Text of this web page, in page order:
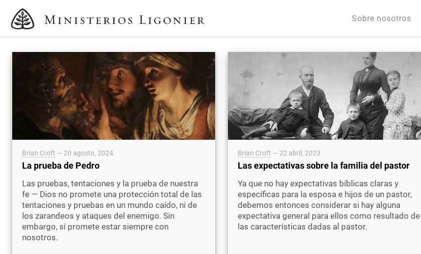
Sobre nosotros
Brian Croft — 20 agosto, 2024
La prueba de Pedro
Las pruebas, tentaciones y la prueba de nuestra
fe — Dios no promete una protección total de las
tentaciones y pruebas en un mundo caído, ni de
los zarandeos y ataques del enemigo. Sin
embargo, sí promete estar siempre con
nosotros.
Brian Croft — 22 abril, 2023
Las expectativas sobre la familia del pastor
Ya que no hay expectativas bíblicas claras y
específicas para la esposa e hijos de un pastor,
debemos entonces considerar si hay alguna
expectativa general para ellos como resultado de
las características dadas al pastor.